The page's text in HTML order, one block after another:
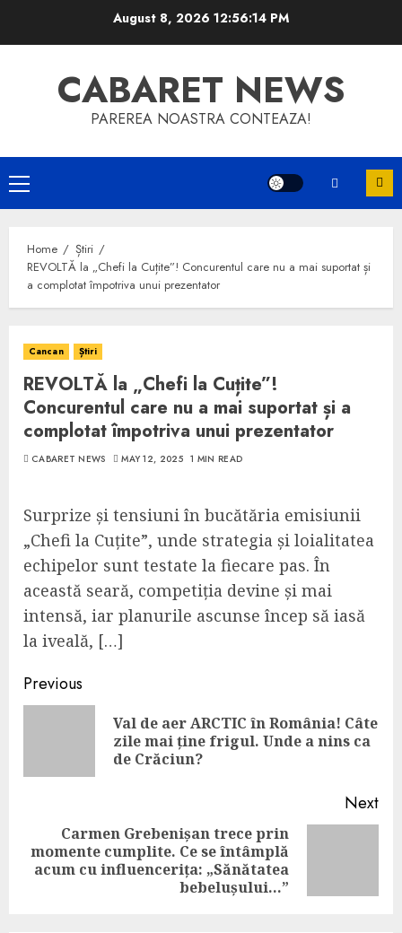
August 8, 2026 12:56:14 PM
CABARET NEWS
PAREREA NOASTRA CONTEAZA!
Primary
Menu
Home
Știri
REVOLTĂ la „Chefi la Cuțite”! Concurentul care nu a mai suportat și
a complotat împotriva unui prezentator
Cancan Știri
REVOLTĂ la „Chefi la Cuțite”!
Concurentul care nu a mai suportat și a
complotat împotriva unui prezentator
CABARET NEWS MAY 12, 2025 1 MIN READ
Surprize și tensiuni în bucătăria emisiunii
„Chefi la Cuțite”, unde strategia și loialitatea
echipelor sunt testate la fiecare pas. În
această seară, competiția devine și mai
intensă, iar planurile ascunse încep să iasă
la iveală, […]
Continue
Reading
Previous
Val de aer ARCTIC în România! Câte
zile mai ține frigul. Unde a nins ca
de Crăciun?
Next
Next
post:
Carmen Grebenișan trece prin
momente cumplite. Ce se întâmplă
acum cu influencerița: „Sănătatea
bebelușului…”